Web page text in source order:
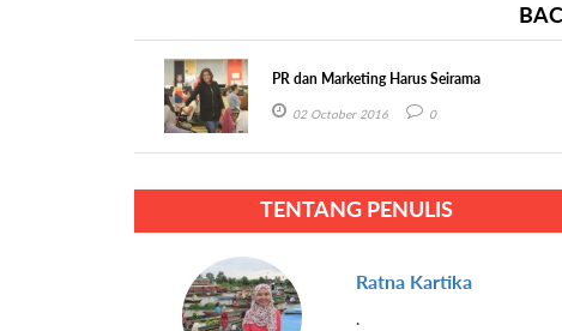
PR dan Marketing Harus Seirama
02 October 2016 0
TENTANG PENULIS
Ratna Kartika
.